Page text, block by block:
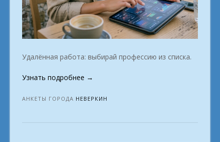
Удалённая работа: выбирай профессию из списка.
Узнать подробнее «Работа
ноутбуком:
на
→
АНКЕТЫ ГОРОДА НЕВЕРКИН